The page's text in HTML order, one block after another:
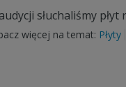
słuchaliśmy
więcej na temat: Płyty